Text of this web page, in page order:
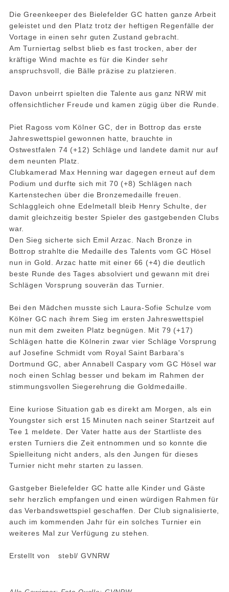
Die Greenkeeper des Bielefelder GC hatten ganze Arbeit
geleistet und den Platz trotz der heftigen Regenfälle der
Vortage in einen sehr guten Zustand gebracht.
Am Turniertag selbst blieb es fast trocken, aber der
kräftige Wind machte es für die Kinder sehr
anspruchsvoll, die Bälle präzise zu platzieren.
Davon unbeirrt spielten die Talente aus ganz NRW mit
offensichtlicher Freude und kamen zügig über die Runde.
Piet Ragoss vom Kölner GC, der in Bottrop das erste
Jahreswettspiel gewonnen hatte, brauchte in
Ostwestfalen 74 (+12) Schläge und landete damit nur auf
dem neunten Platz.
Clubkamerad Max Henning war dagegen erneut auf dem
Podium und durfte sich mit 70 (+8) Schlägen nach
Kartenstechen über die Bronzemedaille freuen.
Schlaggleich ohne Edelmetall bleib Henry Schulte, der
damit gleichzeitig bester Spieler des gastgebenden Clubs
war.
Den Sieg sicherte sich Emil Arzac. Nach Bronze in
Bottrop strahlte die Medaille des Talents vom GC Hösel
nun in Gold. Arzac hatte mit einer 66 (+4) die deutlich
beste Runde des Tages absolviert und gewann mit drei
Schlägen Vorsprung souverän das Turnier.
Bei den Mädchen musste sich Laura-Sofie Schulze vom
Kölner GC nach ihrem Sieg im ersten Jahreswettspiel
nun mit dem zweiten Platz begnügen. Mit 79 (+17)
Schlägen hatte die Kölnerin zwar vier Schläge Vorsprung
auf Josefine Schmidt vom Royal Saint Barbara's
Dortmund GC, aber Annabell Caspary vom GC Hösel war
noch einen Schlag besser und bekam im Rahmen der
stimmungsvollen Siegerehrung die Goldmedaille.
Eine kuriose Situation gab es direkt am Morgen, als ein
Youngster sich erst 15 Minuten nach seiner Startzeit auf
Tee 1 meldete. Der Vater hatte aus der Startliste des
ersten Turniers die Zeit entnommen und so konnte die
Spielleitung nicht anders, als den Jungen für dieses
Turnier nicht mehr starten zu lassen.
Gastgeber Bielefelder GC hatte alle Kinder und Gäste
sehr herzlich empfangen und einen würdigen Rahmen für
das Verbandswettspiel geschaffen. Der Club signalisierte,
auch im kommenden Jahr für ein solches Turnier ein
weiteres Mal zur Verfügung zu stehen.
Erstellt von stebl/ GVNRW